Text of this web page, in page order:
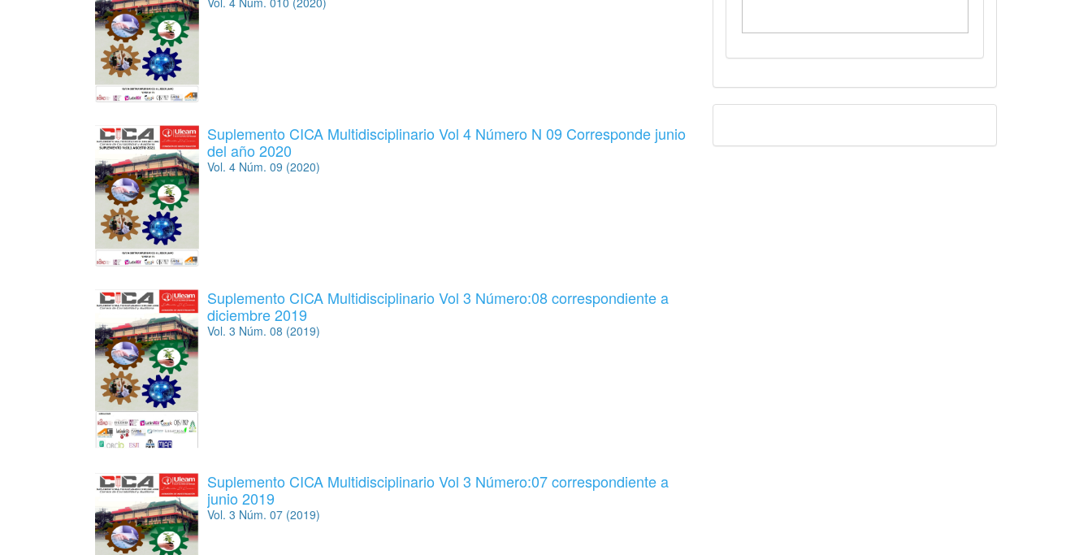
Suplemento CICA Multidisciplinario Vol 4 Número N 09 Corresponde junio
del año 2020
Vol. 4 Núm. 09 (2020)
Suplemento CICA Multidisciplinario Vol 3 Número:08 correspondiente a
diciembre 2019
Vol. 3 Núm. 08 (2019)
Suplemento CICA Multidisciplinario Vol 3 Número:07 correspondiente a
junio 2019
Vol. 3 Núm. 07 (2019)